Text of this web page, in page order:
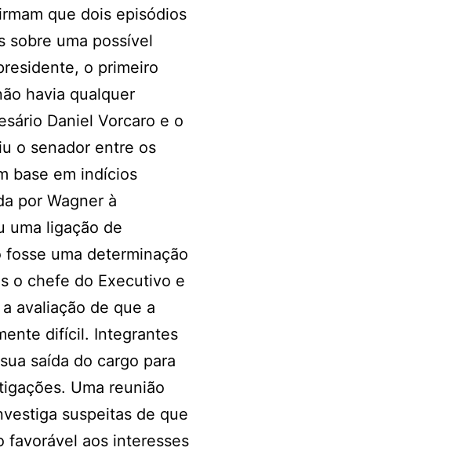
que dois episódios
sobre uma possível
o primeiro
havia qualquer
Daniel Vorcaro e o
o senador entre os
base em indícios
por Wagner à
uma ligação de
uma determinação
o chefe do Executivo e
avaliação de que a
difícil. Integrantes
saída do cargo para
Uma reunião
suspeitas de que
favorável aos interesses